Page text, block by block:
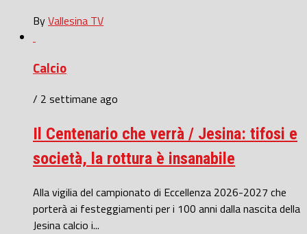
ByVallesina TV
Calcio
/ 2 settimane ago
Il Centenario che verrà / Jesina: tifosi e
società, la rottura è insanabile
Alla vigilia del campionato di Eccellenza 2026-2027 che
porterà ai festeggiamenti per i 100 anni dalla nascita della
Jesina calcio i...